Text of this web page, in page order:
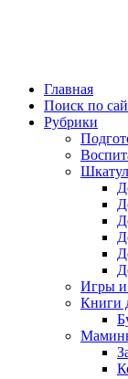
Главная
Поиск по
Рубрики
Игры и
Книги